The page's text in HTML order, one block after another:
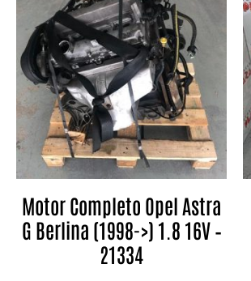
Motor Completo Opel Astra
G Berlina (1998->) 1.8 16V –
21334